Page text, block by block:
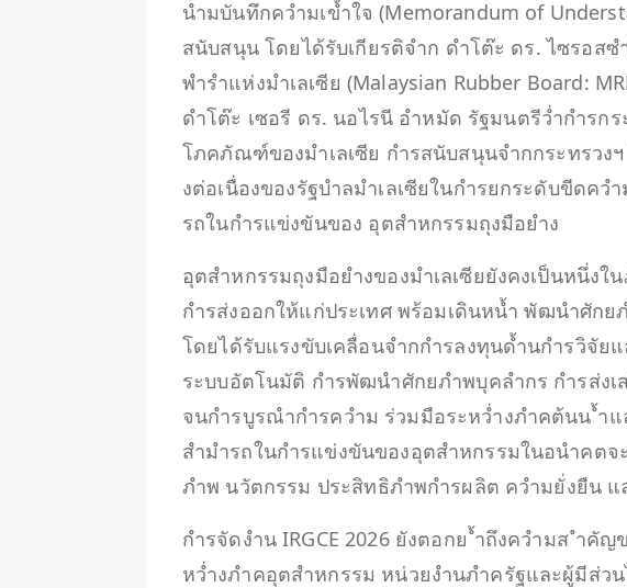
นำมบันทึกควำมเข้ำใจ (Memorandum of
สนับสนุน โดยได้รับเกียรติจำก ดำโต๊ะ ดร. ไซรอส
พำรำแห่งมำเลเซีย (Malaysian Rubber Board:
ดำโต๊ะ เซอรี ดร. นอไรนี อำหมัด รัฐมนตรีว่ำกำรก
โภคภัณฑ์ของมำเลเซีย กำรสนับสนุนจำกกระทรวง
งต่อเนื่องของรัฐบำลมำเลเซียในกำรยกระดับขีดคว
รถในกำรแข่งขันของ อุตสำหกรรมถุงมือยำง
อุตสำหกรรมถุงมือยำงของมำเลเซียยังคงเป็นหนึ่ง
กำรส่งออกให้แก่ประเทศ พร้อมเดินหน้ำ พัฒนำศัก
โดยได้รับแรงขับเคลื่อนจำกกำรลงทุนด้ำนกำรวิจัย
ระบบอัตโนมัติ กำรพัฒนำศักยภำพบุคลำกร กำรส่ง
จนกำรบูรณำกำรควำม ร่วมมือระหว่ำงภำคต้นน ้ำ
สำมำรถในกำรแข่งขันของอุตสำหกรรมในอนำคต
ภำพ นวัตกรรม ประสิทธิภำพกำรผลิต ควำมยั่งยืน
กำรจัดงำน IRGCE 2026 ยังตอกย ้ำถึงควำมส ำคั
หว่ำงภำคอุตสำหกรรม หน่วยงำนภำครัฐและผู้มีส่ว